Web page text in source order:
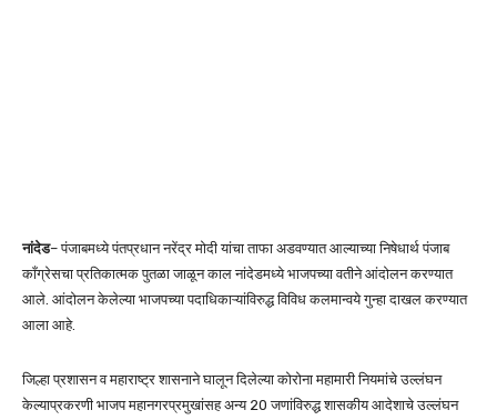
नांदेड– पंजाबमध्ये पंतप्रधान नरेंद्र मोदी यांचा ताफा अडवण्यात आल्याच्या निषेधार्थ पंजाब
काँग्रेसचा प्रतिकात्मक पुतळा जाळून काल नांदेडमध्ये भाजपच्या वतीने आंदोलन करण्यात
आले. आंदोलन केलेल्या भाजपच्या पदाधिकाऱ्यांविरुद्ध विविध कलमान्वये गुन्हा दाखल करण्यात
आला आहे.
जिल्हा प्रशासन व महाराष्ट्र शासनाने घालून दिलेल्या कोरोना महामारी नियमांचे उल्लंघन
केल्याप्रकरणी भाजप महानगरप्रमुखांसह अन्य 20 जणांविरुद्ध शासकीय आदेशाचे उल्लंघन